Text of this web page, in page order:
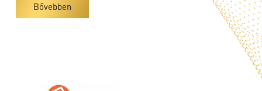
Bővebben